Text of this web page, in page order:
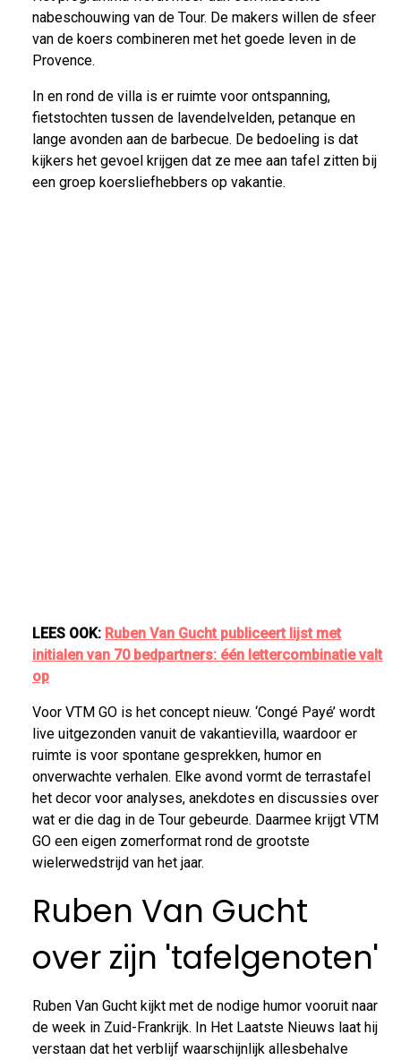
nabeschouwing van de Tour. De makers willen de sfeer
van de koers combineren met het goede leven in de
Provence.
In en rond de villa is er ruimte voor ontspanning,
fietstochten tussen de lavendelvelden, petanque en
lange avonden aan de barbecue. De bedoeling is dat
kijkers het gevoel krijgen dat ze mee aan tafel zitten bij
een groep koersliefhebbers op vakantie.
LEES OOK: Ruben Van Gucht publiceert lijst met
initialen van 70 bedpartners: één lettercombinatie valt
op
Voor VTM GO is het concept nieuw. ‘Congé Payé’ wordt
live uitgezonden vanuit de vakantievilla, waardoor er
ruimte is voor spontane gesprekken, humor en
onverwachte verhalen. Elke avond vormt de terrastafel
het decor voor analyses, anekdotes en discussies over
wat er die dag in de Tour gebeurde. Daarmee krijgt VTM
GO een eigen zomerformat rond de grootste
wielerwedstrijd van het jaar.
Ruben Van Gucht
over zijn 'tafelgenoten'
Ruben Van Gucht kijkt met de nodige humor vooruit naar
de week in Zuid-Frankrijk. In Het Laatste Nieuws laat hij
verstaan dat het verblijf waarschijnlijk allesbehalve